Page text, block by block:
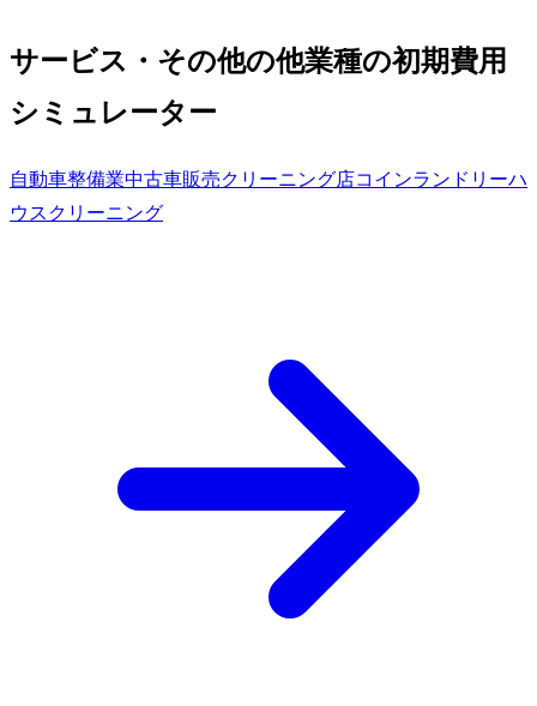
サービス・その他の他業種の初期費用
シミュレーター
自動車整備業中古車販売クリーニング店コインランドリーハ
ウスクリーニング